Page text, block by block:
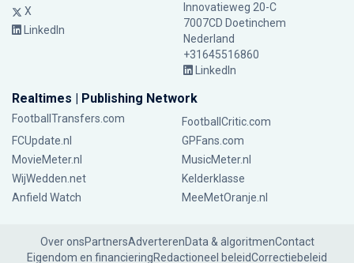
X
LinkedIn
Innovatieweg 20-C
7007CD Doetinchem
Nederland
+31645516860
LinkedIn
Realtimes | Publishing Network
FootballTransfers.com
FootballCritic.com
FCUpdate.nl
GPFans.com
MovieMeter.nl
MusicMeter.nl
WijWedden.net
Kelderklasse
Anfield Watch
MeeMetOranje.nl
Over onsPartnersAdverterenData & algoritmenContact
Eigendom en financieringRedactioneel beleidCorrectiebeleid